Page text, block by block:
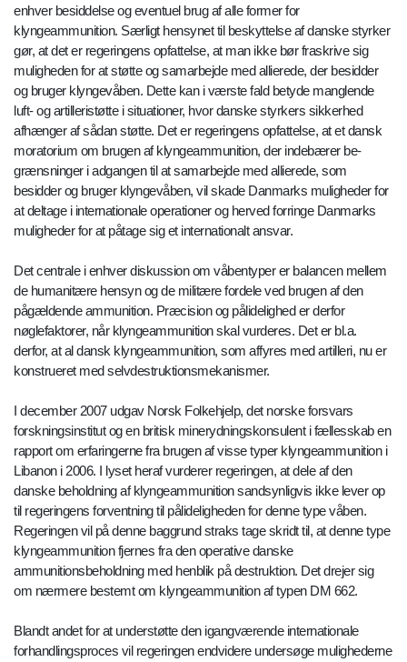
enhver besiddelse og eventuel brug af alle former for
klyngeammunition. Særligt hensynet til beskyttelse af danske styrker
gør, at det er regeringens opfattelse, at man ikke bør fraskrive sig
muligheden for at støtte og samarbejde med allierede, der besidder
og bruger klyngevåben. Dette kan i værste fald betyde manglende
luft- og artilleristøtte i situationer, hvor danske styrkers sikkerhed
afhænger af sådan støtte. Det er regeringens opfattelse, at et dansk
moratorium om brugen af klyngeammunition, der indebærer be-
grænsninger i adgangen til at samarbejde med allierede, som
besidder og bruger klyngevåben, vil skade Danmarks muligheder for
at deltage i internationale operationer og herved forringe Danmarks
muligheder for at påtage sig et internationalt ansvar.
Det centrale i enhver diskussion om våbentyper er balancen mellem
de humanitære hensyn og de militære fordele ved brugen af den
pågældende ammunition. Præcision og pålidelighed er derfor
nøglefaktorer, når klyngeammunition skal vurderes. Det er bl.a.
derfor, at al dansk klyngeammunition, som affyres med artilleri, nu er
konstrueret med selvdestruktionsmekanismer.
I december 2007 udgav Norsk Folkehjelp, det norske forsvars
forskningsinstitut og en britisk minerydningskonsulent i fællesskab en
rapport om erfaringerne fra brugen af visse typer klyngeammunition i
Libanon i 2006. I lyset heraf vurderer regeringen, at dele af den
danske beholdning af klyngeammunition sandsynligvis ikke lever op
til regeringens forventning til pålideligheden for denne type våben.
Regeringen vil på denne baggrund straks tage skridt til, at denne type
klyngeammunition fjernes fra den operative danske
ammunitionsbeholdning med henblik på destruktion. Det drejer sig
om nærmere bestemt om klyngeammunition af typen DM 662.
Blandt andet for at understøtte den igangværende internationale
forhandlingsproces vil regeringen endvidere undersøge mulighederne